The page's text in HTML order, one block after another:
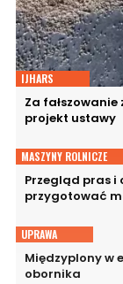
IJHARS
Za fałszowanie
projekt ustawy
MASZYNY ROLNICZE
Przegląd pras i
przygotować
UPRAWA
Międzyplony w
obornika